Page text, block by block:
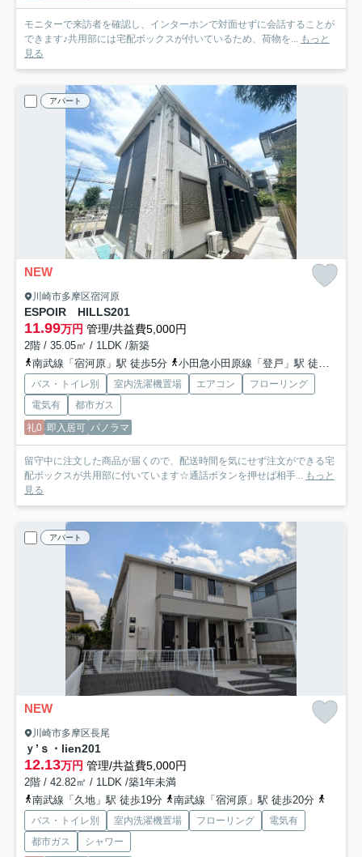
モニターで来訪者を確認し、インターホンで対面せずに会話することが
できます♪共用部には宅配ボックスが付いているため、荷物を...
もっと
見る
アパート
NEW
川崎市多摩区宿河原
ESPOIR HILLS201
11.99万円 管理/共益費5,000円
2階 / 35.05㎡ / 1LDK /新築
南武線「宿河原」駅 徒歩5分
小田急小田原線「登戸」駅 徒歩14分
バス・トイレ別 室内洗濯機置場 エアコン
フローリング
電気有
都市ガス
礼0 即入居可 パノラマ
留守中に注文した商品が届くので、配送時間を気にせず注文ができる宅
配ボックスが共用部に付いています☆通話ボタンを押せば相手...
もっと
見る
アパート
NEW
川崎市多摩区長尾
ｙ’ｓ・lien201
12.13万円 管理/共益費5,000円
2階 / 42.82㎡ / 1LDK /築1年未満
南武線「久地」駅 徒歩19分
南武線「宿河原」駅 徒歩20分
バス・トイレ別 室内洗濯機置場 フローリング
電気有
都市ガス
シャワー